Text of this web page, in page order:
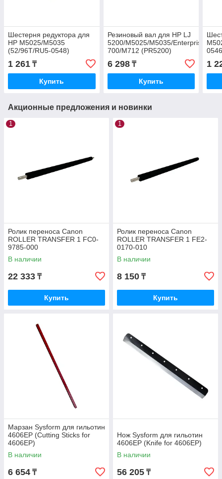
Шестерня редуктора для
HP M5025/M5035
(52/96T/RU5-0548)
1 261 ₸
Купить
Резиновый вал для HP LJ
5200/M5025/M5035/Enterprise
700/M712 (PR5200)
6 298₸
Купить
1
Акционные предложения и новинки
1
Ролик переноса Canon
ROLLER TRANSFER 1 FC0-
9785-000
В наличии
22 333 ₸
Купить
1
Ролик переноса Canon
ROLLER TRANSFER 1 FE2-
0170-010
В наличии
8 150 ₸
Купить
Марзан Sysform для гильотин
4606EP (Cutting Sticks for
4606EP)
В наличии
6 654 ₸
Нож Sysform для гильотин
4606EP (Knife for 4606EP)
В наличии
56 205 ₸